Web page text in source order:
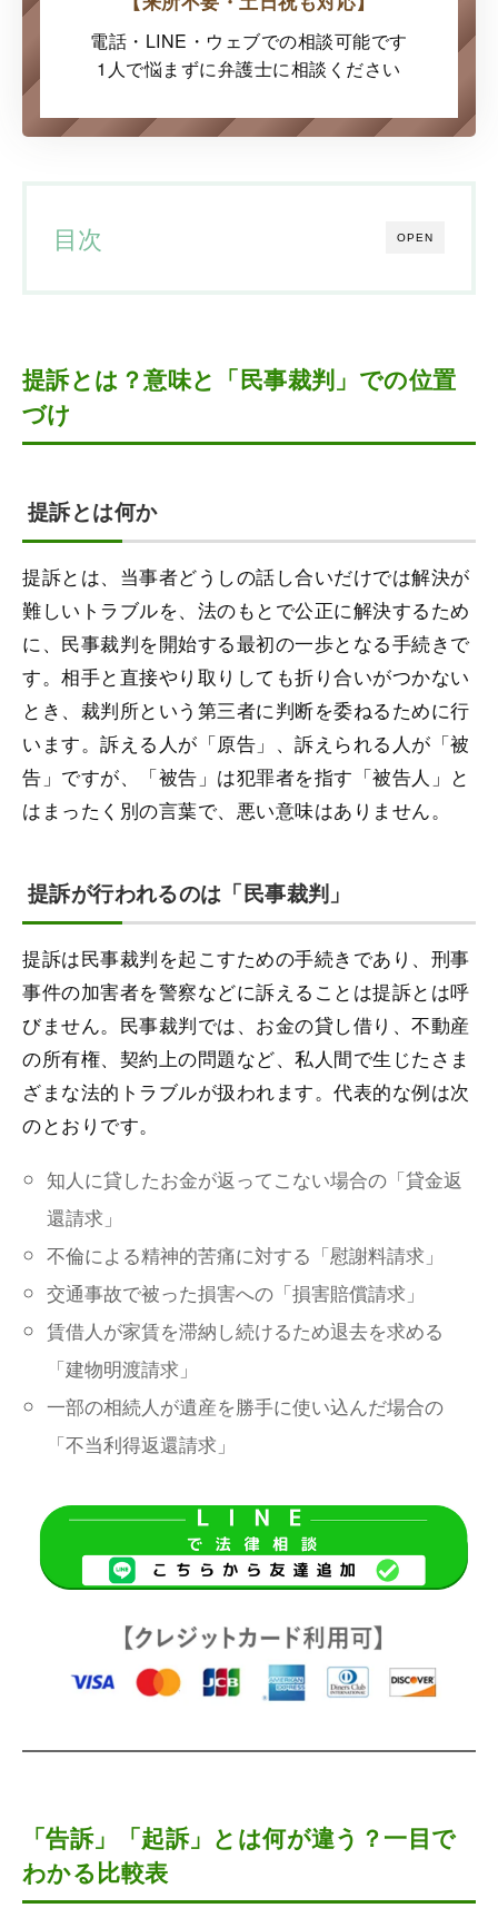
電話・LINE・ウェブでの相談可能です
1人で悩まずに弁護士に相談ください
OPEN
目次
提訴とは？意味と「民事裁判」での位置
づけ
提訴とは何か
提訴とは、当事者どうしの話し合いだけでは解決が
難しいトラブルを、法のもとで公正に解決するため
に、民事裁判を開始する最初の一歩となる手続きで
す。相手と直接やり取りしても折り合いがつかない
とき、裁判所という第三者に判断を委ねるために行
います。訴える人が「原告」、訴えられる人が「被
告」ですが、「被告」は犯罪者を指す「被告人」と
はまったく別の言葉で、悪い意味はありません。
提訴が行われるのは「民事裁判」
提訴は民事裁判を起こすための手続きであり、刑事
事件の加害者を警察などに訴えることは提訴とは呼
びません。民事裁判では、お金の貸し借り、不動産
の所有権、契約上の問題など、私人間で生じたさま
ざまな法的トラブルが扱われます。代表的な例は次
のとおりです。
知人に貸したお金が返ってこない場合の「貸金返
還請求」
不倫による精神的苦痛に対する「慰謝料請求」
交通事故で被った損害への「損害賠償請求」
賃借人が家賃を滞納し続けるため退去を求める
「建物明渡請求」
一部の相続人が遺産を勝手に使い込んだ場合の
「不当利得返還請求」
「告訴」「起訴」とは何が違う？一目で
わかる比較表